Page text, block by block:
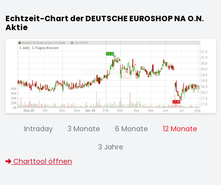
Echtzeit-Chart der DEUTSCHE EUROSHOP NA O.N.
Aktie
Intraday 3 Monate 6 Monate
12 Monate
3 Jahre
Charttool öffnen